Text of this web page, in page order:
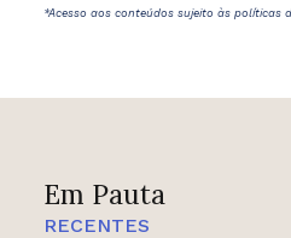
Em Pauta
RECENTES
*Acesso aos conteúdos sujeito às políticas